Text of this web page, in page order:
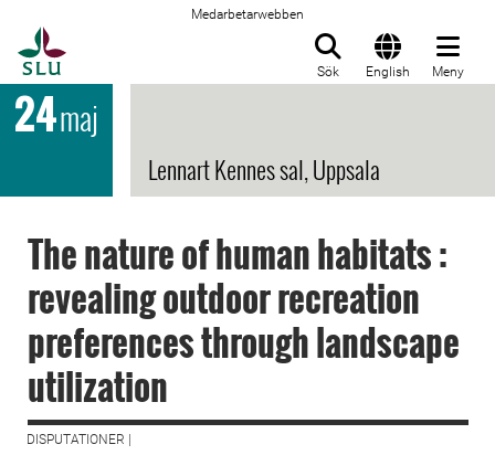
Medarbetarwebben
Sök English Meny
24maj
Lennart Kennes sal, Uppsala
The nature of human habitats :
revealing outdoor recreation
preferences through landscape
utilization
DISPUTATIONER |